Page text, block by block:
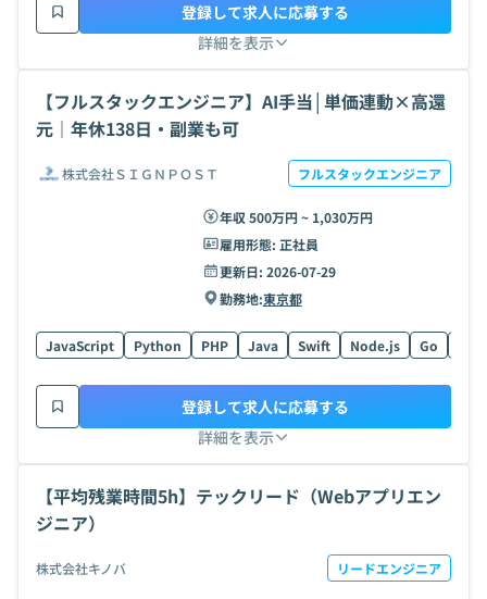
詳細を表示
登録して求人に応募する
【フルスタックエンジニア】AI手当│単価連動×高還
元｜年休138日・副業も可
株式会社ＳＩＧＮＰＯＳＴ フルスタックエンジニア
年収 500万円 ~ 1,030万円
雇用形態: 正社員
更新日: 2026-07-29
勤務地:東京都
JavaScript Python PHP Java Swift Node.js Go
詳細を表示
登録して求人に応募する
【平均残業時間5h】テックリード（Webアプリエン
ジニア）
株式会社キノバ リードエンジニア